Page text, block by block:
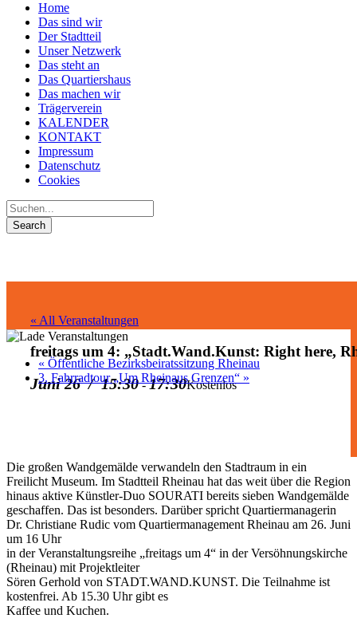
Home
Das sind wir
Der Stadtteil
Unser Netzwerk
Das steht an
Das Quartiershaus
Das machen wir
Trägerverein
KALENDER
KONTAKT
Impressum
Datenschutz
Cookies
« All Veranstaltungen
freitags um 4: „Stadt.Wand.Kunst: Right here,
Juni 26 / 15:30-17:30Kostenlos
« Öffentliche Bezirksbeiratssitzung Rheinau
3. Fahrradtour „Um Rheinaus Grenzen“ »
Die großen Wandgemälde verwandeln den Stadtraum in ein
Freilicht Museum. Im Stadtteil Rheinau hat das weit über die Region
hinaus aktive Künstler-Duo SOURATI bereits sieben Wandgemälde
geschaffen. Das ist besonders. Darüber spricht Quartiermanagerin
Dr. Christiane Rudic vom Quartiermanagement Rheinau am 26. Juni
um 16 Uhr
in der Veranstaltungsreihe „freitags um 4“ in der Versöhnungskirche
(Rheinau) mit Projektleiter
Sören Gerhold von STADT.WAND.KUNST. Die Teilnahme ist
kostenfrei. Ab 15.30 Uhr gibt es
Kaffee und Kuchen.